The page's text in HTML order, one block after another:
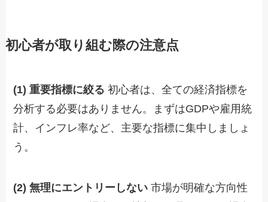
初心者が取り組む際の注意点
(1) 重要指標に絞る 初心者は、全ての経済指標を
分析する必要はありません。まずはGDPや雇用統
計、インフレ率など、主要な指標に集中しましょ
う。
(2) 無理にエントリーしない 市場が明確な方向性